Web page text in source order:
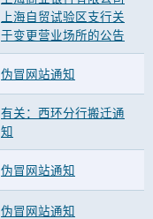
上海自贸试验区支行关
于变更营业场所的公告
伪冒网站通知
有关：西环分行搬迁通
知
伪冒网站通知
伪冒网站通知